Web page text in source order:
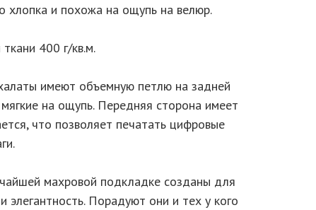
хлопка и похожа на ощупь на велюр.
400 г/кв.м.
имеют объемную петлю на задней
на ощупь. Передняя сторона имеет
что позволяет печатать цифровые
махровой подкладке созданы для
Порадуют они и тех у кого